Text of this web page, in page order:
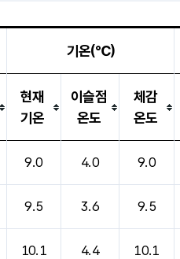
기온(℃)
현재
기온
이슬점
온도
체감
온도
9.0 4.0 9.0
9.5 3.6 9.5
10.1 4.4 10.1